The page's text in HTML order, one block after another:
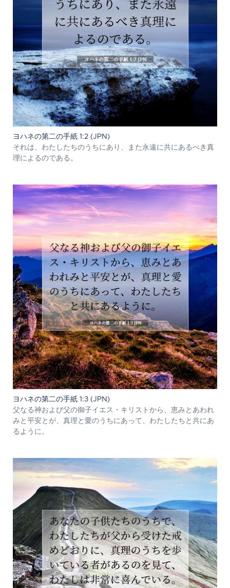
ヨハネの第二の手紙 1:2 (JPN)
それは、わたしたちのうちにあり、また永遠に共にあるべき真
理によるのである。
ヨハネの第二の手紙 1:3 (JPN)
父なる神および父の御子イエス・キリストから、恵みとあわれ
みと平安とが、真理と愛のうちにあって、わたしたちと共にあ
るように。